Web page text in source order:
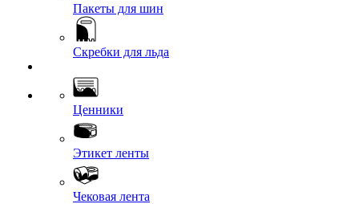
Пакеты для шин
Скребки для льда
Ценники
Этикет ленты
Чековая лента